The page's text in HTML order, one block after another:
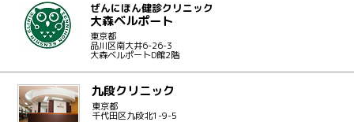
ぜんにほん健診クリニック
大森ベルポート
東京都
品川区南大井6-26-3
大森ベルポートD館2階
九段クリニック
東京都
千代田区九段北1-9-5